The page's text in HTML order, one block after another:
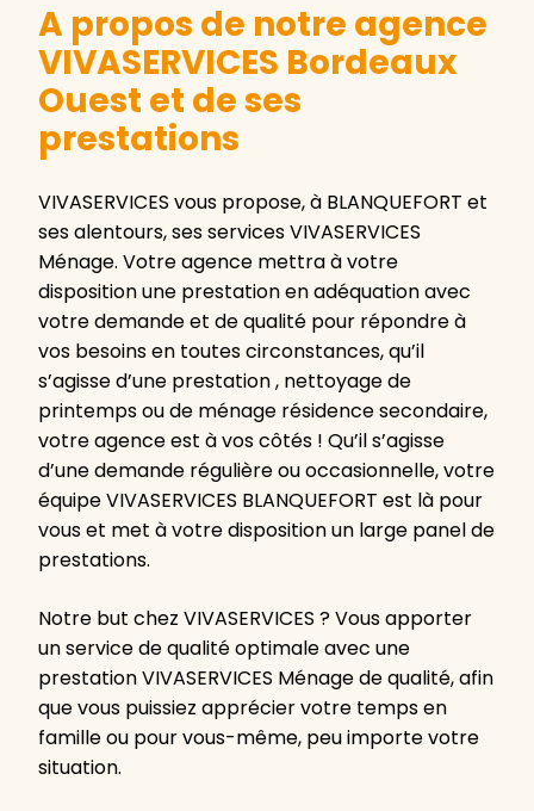
A propos de notre agence
VIVASERVICES Bordeaux
Ouest et de ses
prestations
VIVASERVICES vous propose, à BLANQUEFORT et
ses alentours, ses services VIVASERVICES
Ménage. Votre agence mettra à votre
disposition une prestation en adéquation avec
votre demande et de qualité pour répondre à
vos besoins en toutes circonstances, qu’il
s’agisse d’une prestation , nettoyage de
printemps ou de ménage résidence secondaire,
votre agence est à vos côtés ! Qu’il s’agisse
d’une demande régulière ou occasionnelle, votre
équipe VIVASERVICES BLANQUEFORT est là pour
vous et met à votre disposition un large panel de
prestations.
Notre but chez VIVASERVICES ? Vous apporter
un service de qualité optimale avec une
prestation VIVASERVICES Ménage de qualité, afin
que vous puissiez apprécier votre temps en
famille ou pour vous-même, peu importe votre
situation.